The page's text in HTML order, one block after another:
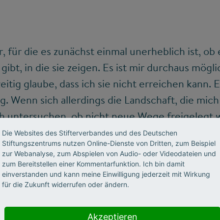
für die es zunächst einmal unerheblich ist, ob
in die sie zeigen. Es ist mir durchaus
glaube, dass ich sie nicht erreichen kann.
Wenn sich allerdings die Landschaft, die
untersuchen, ob nicht neue Wege freigelegt
könnte. Ein Beispiel: Anfang des 15.
können, die deutsche Bevölkerung zu
des Buchdrucks ist der Weg zu diesem
Möglichkeiten erschaffen Ideale nicht,
inwiefern dies auf das
Die Websites des Stifterverbandes und des Deutschen
Stiftungszentrums nutzen Online-Dienste von Dritten, zum Beispiel
zur Webanalyse, zum Abspielen von Audio- oder Videodateien und
zum Bereitstellen einer Kommentarfunktion. Ich bin damit
einverstanden und kann meine Einwilligung jederzeit mit Wirkung
für die Zukunft widerrufen oder ändern.
Akzeptieren